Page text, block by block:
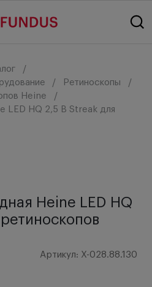
Ретиноскопы
Heine
LED HQ 2,5 В Streak для
Heine LED HQ
Артикул: X-028.88.130